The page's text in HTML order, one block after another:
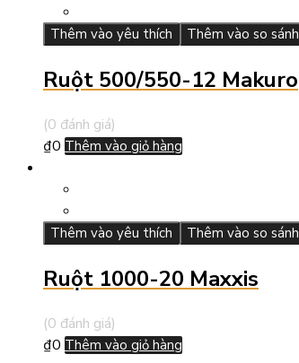
Thêm vào yêu thích Thêm vào so sánh
Ruột 500/550-12 Makuro
(0 đánh giá)
₫0 Thêm vào giỏ hàng
Thêm vào yêu thích Thêm vào so sánh
Ruột 1000-20 Maxxis
(0 đánh giá)
₫0 Thêm vào giỏ hàng